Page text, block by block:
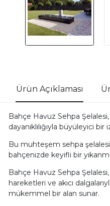
Ürün Açıklaması
Bahçe Havuz Sehpa
dayanıklılığıyla büyüleyici
Bu muhteşem sehpa
bahçenizde keyifli bir
Bahçe Havuz Sehpa
hareketleri ve akıcı
mükemmel bir alan sunar.